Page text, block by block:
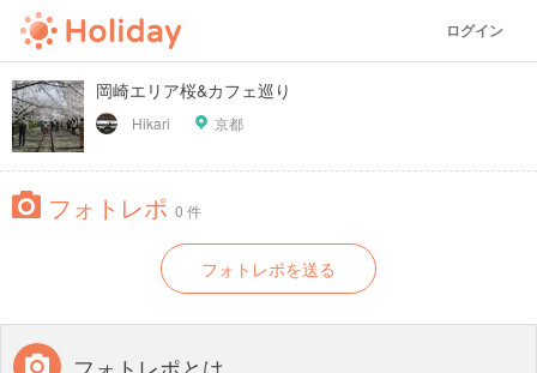
ログイン
岡崎エリア桜&カフェ巡り
Hikari 京都
フォトレポ 0 件
フォトレポを送る